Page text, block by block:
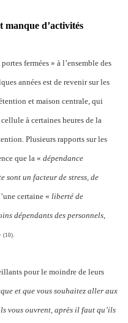
manque d’activités
fermées » à l’ensemble des
années est de revenir sur les
et maison centrale, qui
à certaines heures de la
Plusieurs rapports sur les
que la « dépendance
sont un facteur de stress, de
certaine « liberté de
dépendants des personnels,
(10).
pour le moindre de leurs
et que vous souhaitez aller aux
vous ouvrent, après il faut qu’ils